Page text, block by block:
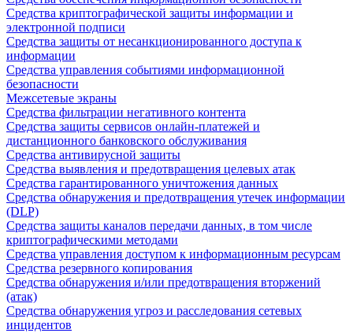
Средства криптографической защиты информации и
электронной подписи
Средства защиты от несанкционированного доступа к
информации
Средства управления событиями информационной
безопасности
Межсетевые экраны
Средства фильтрации негативного контента
Средства защиты сервисов онлайн-платежей и
дистанционного банковского обслуживания
Средства антивирусной защиты
Средства выявления и предотвращения целевых атак
Средства гарантированного уничтожения данных
Средства обнаружения и предотвращения утечек информации
(DLP)
Средства защиты каналов передачи данных, в том числе
криптографическими методами
Средства управления доступом к информационным ресурсам
Средства резервного копирования
Средства обнаружения и/или предотвращения вторжений
(атак)
Средства обнаружения угроз и расследования сетевых
инцидентов